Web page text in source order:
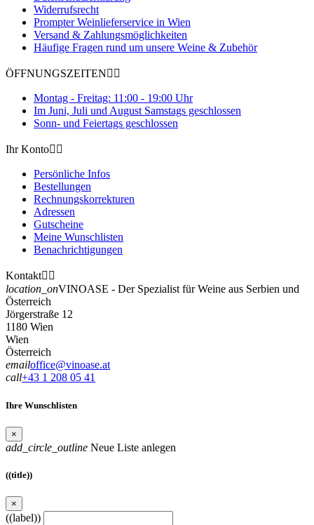
Widerrufsrecht
Prompter Weinlieferservice in Wien
Versand & Zahlungsmöglichkeiten
Häufige Fragen rund um unsere Weine & Zubehör
ÖFFNUNGSZEITEN 
Montag - Freitag: 11:00 - 19:00 Uhr
Im Juni, Juli und August Samstags geschlossen
Sonn- und Feiertags geschlossen
Ihr Konto 
Persönliche Infos
Bestellungen
Rechnungskorrekturen
Adressen
Gutscheine
Meine Wunschlisten
Benachrichtigungen
Kontakt 
location_onVINOASE - Der Spezialist für Weine aus Serbien und
Österreich
Jörgerstraße 12
1180 Wien
Wien
Österreich
emailoffice@vinoase.at
call+43 1 208 05 41
Ihre Wunschlisten
×
add_circle_outline Neue Liste anlegen
((title))
×
((label))